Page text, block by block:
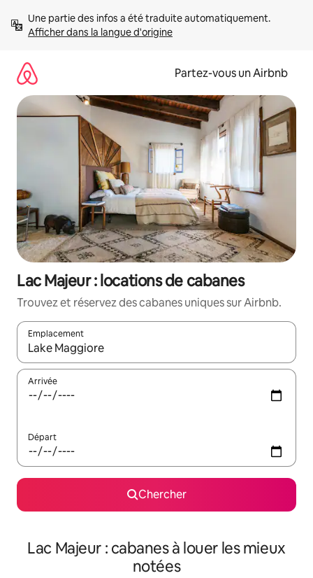
directement
Afficher dans la langue d'origine
Partez-vous un Airbnb
Lac Majeur : locations de cabanes
Trouvez et réservez des cabanes uniques sur Airbnb.
Emplacement
Quand les résultats sont affichés, parcourez-les en utilisant
Arrivée
Départ
Chercher
Lac Majeur : cabanes à louer les mieux
notées